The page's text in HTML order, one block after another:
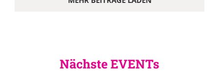
Nächste EVENTs